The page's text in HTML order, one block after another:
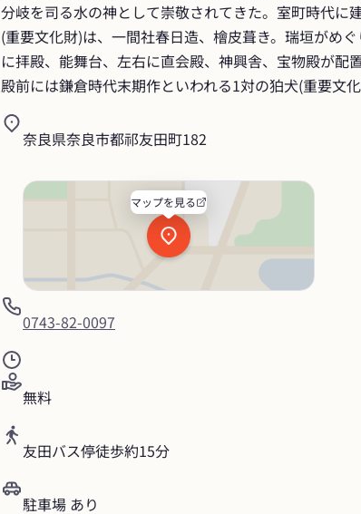
分岐を司る水の神として崇敬されてきた。室町時代に
(重要文化財)は、一間社春日造、檜皮葺き。瑞垣がめ
に拝殿、能舞台、左右に直会殿、神興舎、宝物殿が配
殿前には鎌倉時代末期作といわれる1対の狛犬(重要文化
奈良県奈良市都祁友田町182
マップを見る
0743-82-0097
無料
友田バス停徒歩約15分
駐車場 あり